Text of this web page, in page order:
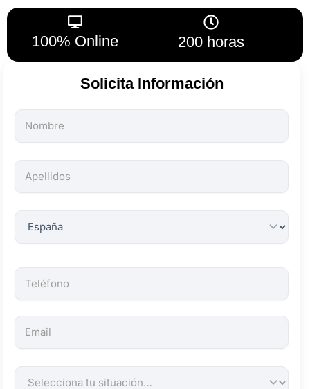
100% Online 200 horas
Solicita Información
Todos
los
son
obligatorios.